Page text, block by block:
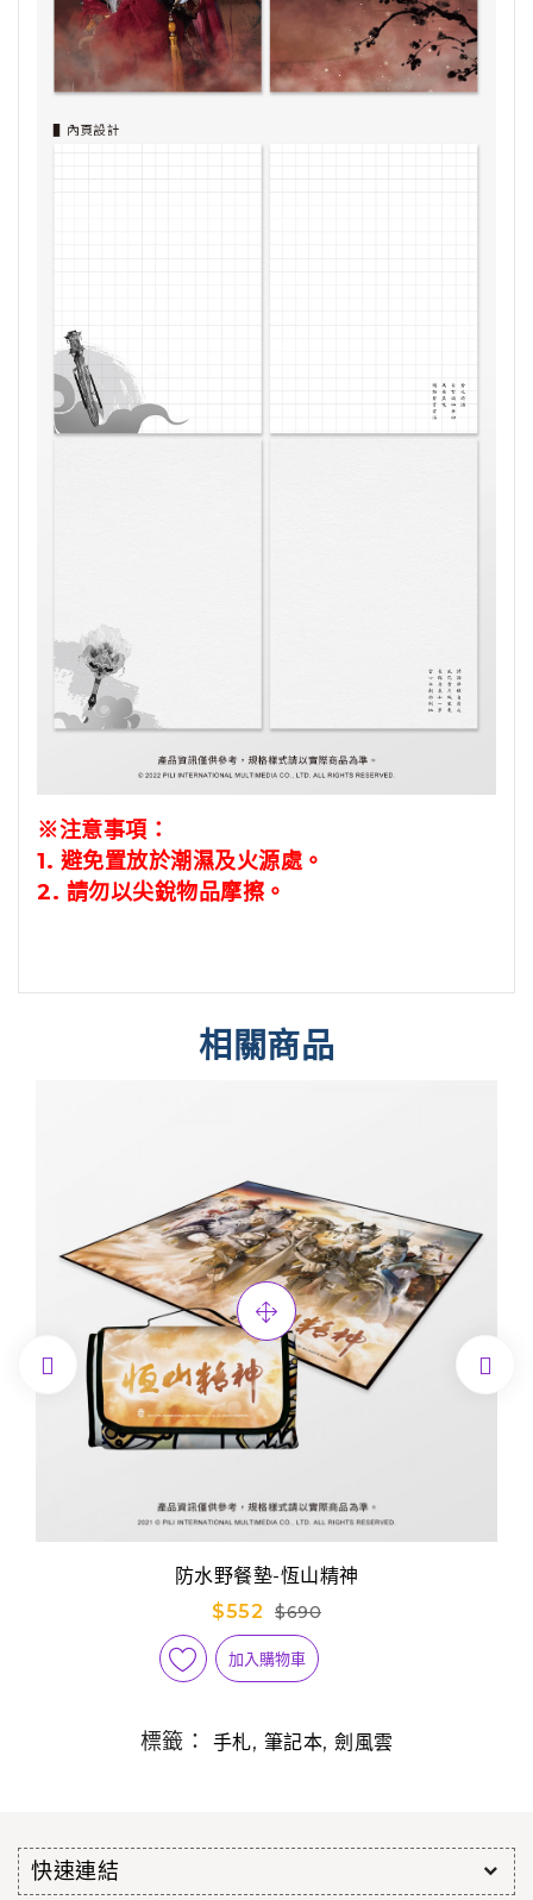
※注意事項：
1. 避免置放於潮濕及火源處。
2. 請勿以尖銳物品摩擦。
相關商品
防水野餐墊-恆山精神
$552
$690
加入購物車
 
標籤： 手札, 筆記本, 劍風雲
快速連結